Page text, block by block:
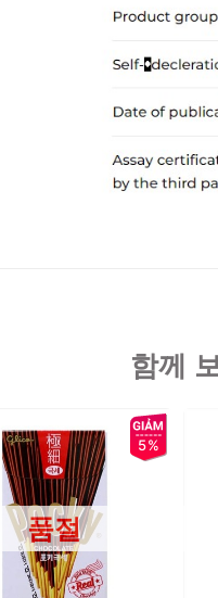
함께
5%
품절